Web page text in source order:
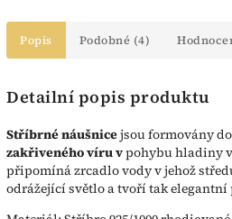
Popis Podobné (4)
Detailní popis produktu
Stříbrné náušnicejsou formovány
zakřiveného víru vpohybu hladiny
připomíná zrcadlo vody v jehož
odrážející světlo a tvoří tak